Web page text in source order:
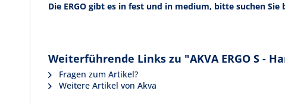
Die ERGO gibt es in fest und in medium, bitte suchen Sie
Weiterführende Links zu "AKVA ERGO S -
Fragen zum Artikel?
Weitere Artikel von Akva